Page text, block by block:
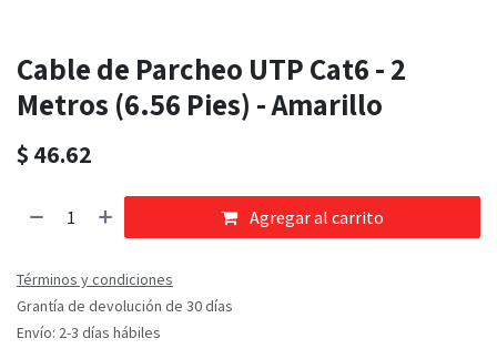
Cable de Parcheo UTP Cat6 - 2
Metros (6.56 Pies) - Amarillo
$ 46.62
Agregar al carrito
Términos y condiciones
Grantía de devolución de 30 días
Envío: 2-3 días hábiles